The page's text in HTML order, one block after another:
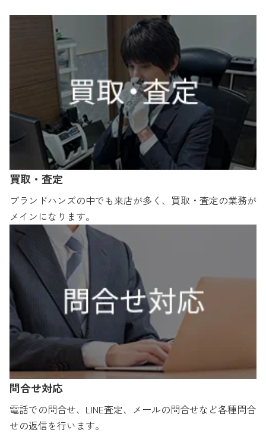
買取・査定
ブランドハンズの中でも来店が多く、買取・査定の業務が
メインになります。
問合せ対応
電話での問合せ、LINE査定、メールの問合せなど各種問合
せの返信を行います。